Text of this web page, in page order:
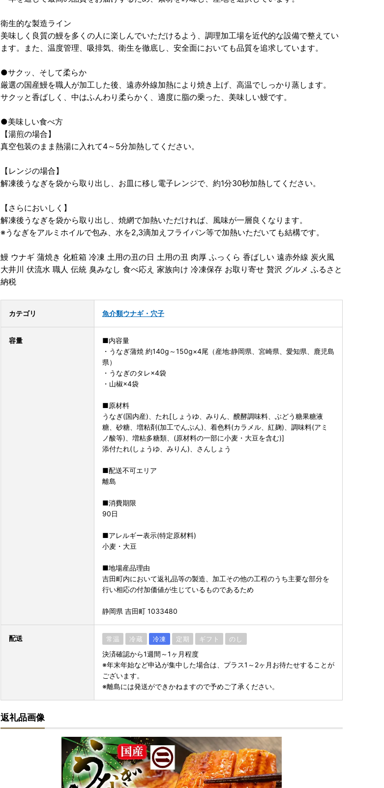
衛生的な製造ライン
美味しく良質の鰻を多くの人に楽しんでいただけるよう、調理加工場を近代的な設備で整えてい
ます。また、温度管理、吸排気、衛生を徹底し、安全面においても品質を追求しています。
●サクッ、そして柔らか
厳選の国産鰻を職人が加工した後、遠赤外線加熱により焼き上げ、高温でしっかり蒸します。
サクッと香ばしく、中はふんわり柔らかく、適度に脂の乗った、美味しい鰻です。
●美味しい食べ方
【湯煎の場合】
真空包装のまま熱湯に入れて4～5分加熱してください。
【レンジの場合】
解凍後うなぎを袋から取り出し、お皿に移し電子レンジで、約1分30秒加熱してください。
【さらにおいしく】
解凍後うなぎを袋から取り出し、焼網で加熱いただければ、風味が一層良くなります。
※うなぎをアルミホイルで包み、水を2,3滴加えフライパン等で加熱いただいても結構です。
鰻 ウナギ 蒲焼き 化粧箱 冷凍 土用の丑の日 土用の丑 肉厚 ふっくら 香ばしい 遠赤外線 炭火風
大井川 伏流水 職人 伝統 臭みなし 食べ応え 家族向け 冷凍保存 お取り寄せ 贅沢 グルメ ふるさと
納税
カテゴリ 魚介類ウナギ・穴子
容量
■内容量
・うなぎ蒲焼 約140g～150g×4尾（産地:静岡県、宮崎県、愛知県、鹿児島
県）
・うなぎのタレ×4袋
・山椒×4袋
■原材料
うなぎ(国内産)、たれ[しょうゆ、みりん、醗酵調味料、ぶどう糖果糖液
糖、砂糖、増粘剤(加工でんぷん)、着色料(カラメル、紅麹)、調味料(アミ
ノ酸等)、増粘多糖類、(原材料の一部に小麦・大豆を含む)]
添付たれ(しょうゆ、みりん)、さんしょう
■配送不可エリア
離島
■消費期限
90日
■アレルギー表示(特定原材料)
小麦・大豆
■地場産品理由
吉田町内において返礼品等の製造、加工その他の工程のうち主要な部分を
行い相応の付加価値が生じているものであるため
静岡県 吉田町 1033480
配送 常温 冷蔵 冷凍 定期 ギフト のし
決済確認から1週間～1ヶ月程度
※年末年始など申込が集中した場合は、プラス1～2ヶ月お待たせすることが
ございます。
※離島には発送ができかねますので予めご了承ください。
返礼品画像